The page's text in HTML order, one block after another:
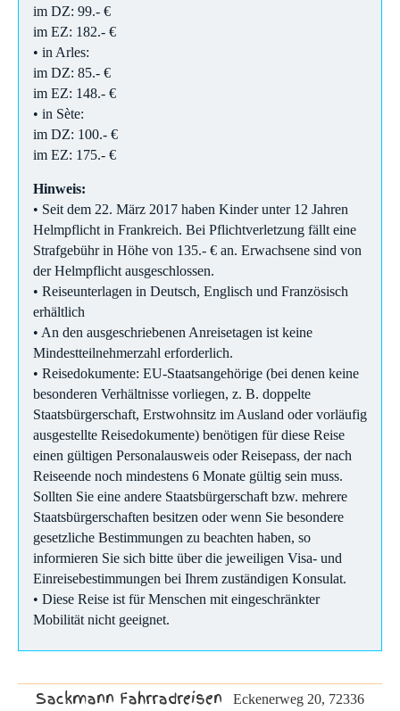
im DZ: 99.- €
im EZ: 182.- €
• in Arles:
im DZ: 85.- €
im EZ: 148.- €
• in Sète:
im DZ: 100.- €
im EZ: 175.- €
Hinweis:
• Seit dem 22. März 2017 haben Kinder unter 12 Jahren
Helmpflicht in Frankreich. Bei Pflichtverletzung fällt eine
Strafgebühr in Höhe von 135.- € an. Erwachsene sind von
der Helmpflicht ausgeschlossen.
• Reiseunterlagen in Deutsch, Englisch und Französisch
erhältlich
• An den ausgeschriebenen Anreisetagen ist keine
Mindestteilnehmerzahl erforderlich.
• Reisedokumente: EU-Staatsangehörige (bei denen keine
besonderen Verhältnisse vorliegen, z. B. doppelte
Staatsbürgerschaft, Erstwohnsitz im Ausland oder vorläufig
ausgestellte Reisedokumente) benötigen für diese Reise
einen gültigen Personalausweis oder Reisepass, der nach
Reiseende noch mindestens 6 Monate gültig sein muss.
Sollten Sie eine andere Staatsbürgerschaft bzw. mehrere
Staatsbürgerschaften besitzen oder wenn Sie besondere
gesetzliche Bestimmungen zu beachten haben, so
informieren Sie sich bitte über die jeweiligen Visa- und
Einreisebestimmungen bei Ihrem zuständigen Konsulat.
• Diese Reise ist für Menschen mit eingeschränkter
Mobilität nicht geeignet.
Sackmann Fahrradreisen Eckenerweg 20, 72336